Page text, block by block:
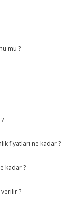
mu ?
fiyatları ne kadar ?
kadar ?
?